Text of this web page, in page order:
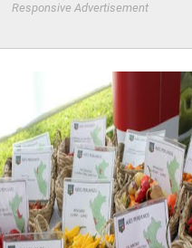
Responsive Advertisement